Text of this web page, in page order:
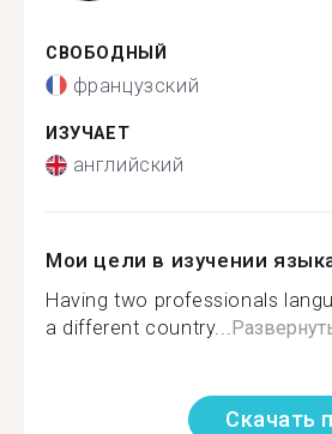
СВОБОДНЫЙ
французский
ИЗУЧАЕТ
английский
Мои цели в изучении
Having two professionals
a different country...
Скачать